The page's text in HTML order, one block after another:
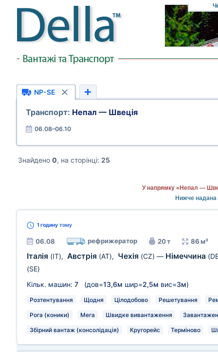
NP-SE
Транспорт: Непал — Швеція
06.08–06.10
Знайдено 0, на сторінці: 25
У напрямку «Непал —
Нижче надана
1 годину тому
06.08 рефрижератор 20 т 86 м³
Італія (IT), Австрія (AT), Чехія (CZ) — Німеччина
(SE)
Кільк. машин: 7 (дов=13,6м шир=2,5м вис=3м)
Розтентування Щодня Цілодобово Решетування
Рога (коники) Мега Швидке вивантаження
Збірний вантаж (консолідація) Кругорейс Терміново